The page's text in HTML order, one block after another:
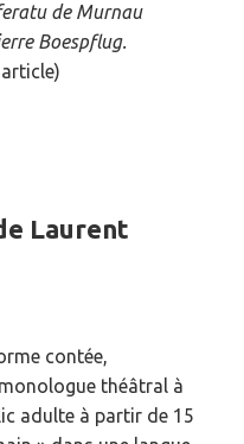
de Murnau
Boespflug.
Laurent
contée,
théâtral à
adulte à partir de 15